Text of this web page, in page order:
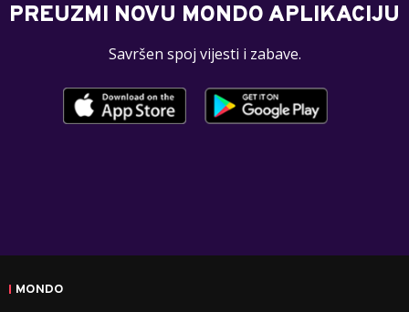
PREUZMI NOVU MONDO APLIKACIJU
Savršen spoj vijesti i zabave.
MONDO